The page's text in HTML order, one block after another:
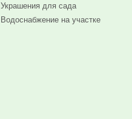
Украшения для сада
Водоснабжение на участке